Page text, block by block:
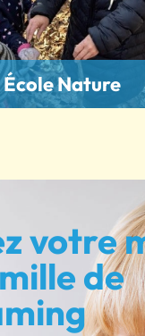
École Nature
votre
de